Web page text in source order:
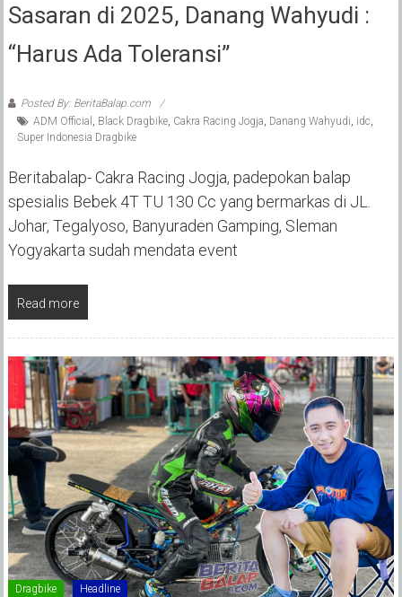
Sasaran di 2025, Danang Wahyudi :
“Harus Ada Toleransi”
Posted By: BeritaBalap.com
ADM Official
Black Dragbike, Cakra Racing Jogja Danang Wahyudi idc
Super Indonesia Dragbike
Beritabalap- Cakra Racing Jogja, padepokan balap
spesialis Bebek 4T TU 130 Cc yang bermarkas di JL.
Johar, Tegalyoso, Banyuraden Gamping, Sleman
Yogyakarta sudah mendata event
Read more
Dragbike Headline